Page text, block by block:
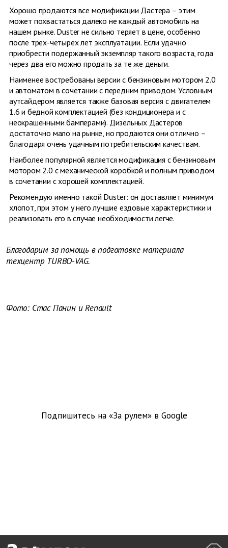
Хорошо продаются все модификации Дастера – этим
может похвастаться далеко не каждый автомобиль на
нашем рынке. Duster не сильно теряет в цене, особенно
после трех-четырех лет эксплуатации. Если удачно
приобрести подержанный экземпляр такого возраста, года
через два его можно продать за те же деньги.
Наименее востребованы версии с бензиновым мотором 2.0
и автоматом в сочетании с передним приводом. Условным
аутсайдером является также базовая версия с двигателем
1.6 и бедной комплектацией (без кондиционера и с
неокрашенными бамперами). Дизельных Дастеров
достаточно мало на рынке, но продаются они отлично –
благодаря очень удачным потребительским качествам.
Наиболее популярной является модификация с бензиновым
мотором 2.0 с механической коробкой и полным приводом
в сочетании с хорошей комплектацией.
Рекомендую именно такой Duster: он доставляет минимум
хлопот, при этом у него лучшие ездовые характеристики и
реализовать его в случае необходимости легче.
Благодарим за помощь в подготовке материала
техцентр TURBO-VAG.
Фото: Стас Панин и Renault
Подпишитесь на «За рулем» в Google